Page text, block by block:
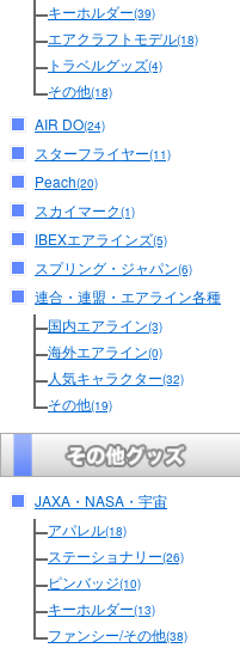
キーホルダー(39)
エアクラフトモデル(18)
トラベルグッズ(4)
その他(18)
AIR DO(24)
スターフライヤー(11)
Peach(20)
スカイマーク(1)
IBEXエアラインズ(5)
スプリング・ジャパン(6)
連合・連盟・エアライン各種
国内エアライン(3)
海外エアライン(0)
人気キャラクター(32)
その他(19)
JAXA・NASA・宇宙
アパレル(18)
ステーショナリー(26)
ピンバッジ(10)
キーホルダー(13)
ファンシー/その他(38)